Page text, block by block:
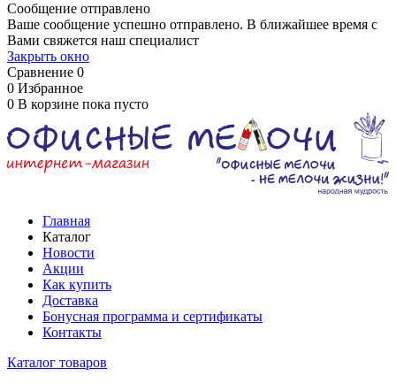
Сообщение отправлено
Ваше сообщение успешно отправлено. В ближайшее время с
Вами свяжется наш специалист
Закрыть окно
Сравнение 0
0 Избранное
0 В корзине пока пусто
Главная
Каталог
Новости
Акции
Как купить
Доставка
Бонусная программа и сертификаты
Контакты
Каталог товаров